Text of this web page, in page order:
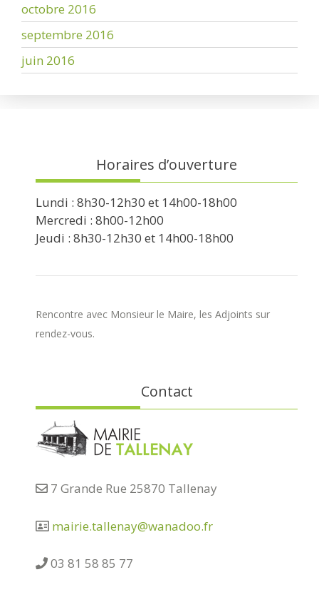
octobre 2016
septembre 2016
juin 2016
Horaires d’ouverture
Lundi : 8h30-12h30 et 14h00-18h00
Mercredi : 8h00-12h00
Jeudi : 8h30-12h30 et 14h00-18h00
Rencontre avec Monsieur le Maire, les Adjoints sur
rendez-vous.
Contact
7 Grande Rue 25870 Tallenay
mairie.tallenay@wanadoo.fr
03 81 58 85 77